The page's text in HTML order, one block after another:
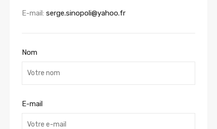
E-mail: serge.sinopoli@yahoo.fr
Nom
E-mail